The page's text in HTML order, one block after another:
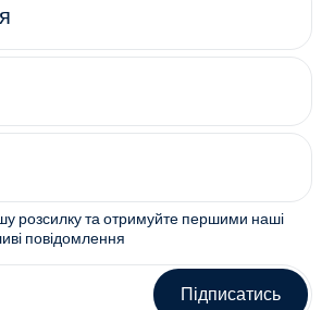
розсилку та отримуйте першими наші
повідомлення
Підписатись